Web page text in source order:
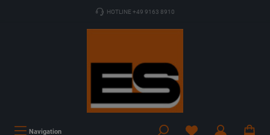
HOTLINE +49 9163 8910
Navigation